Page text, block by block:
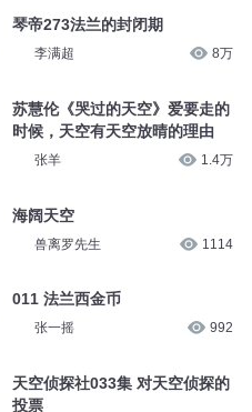
琴帝273法兰的封闭期
李满超 8万
苏慧伦《哭过的天空》爱要走的
时候，天空有天空放晴的理由
张羊 1.4万
海阔天空
兽离罗先生 1114
011 法兰西金币
张一摇 992
天空侦探社033集 对天空侦探的
投票